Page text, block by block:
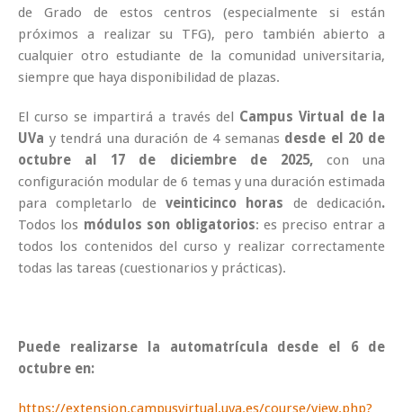
de Grado de estos centros (especialmente si están
próximos a realizar su TFG), pero también abierto a
cualquier otro estudiante de la comunidad universitaria,
siempre que haya disponibilidad de plazas.
El curso se impartirá a través del Campus Virtual de la
UVa y tendrá una duración de 4 semanas desde el 20 de
octubre al 17 de diciembre de 2025, con una
configuración modular de 6 temas y una duración estimada
para completarlo de veinticinco horas de dedicación.
Todos los módulos son obligatorios: es preciso entrar a
todos los contenidos del curso y realizar correctamente
todas las tareas (cuestionarios y prácticas).
Puede realizarse la automatrícula desde el 6 de
octubre en:
https://extension.campusvirtual.uva.es/course/view.php?